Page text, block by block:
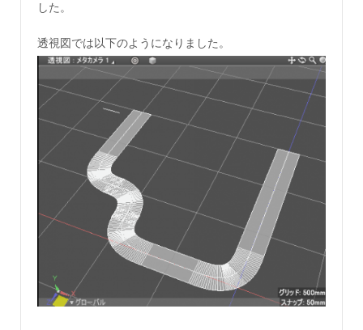
した。
透視図では以下のようになりました。